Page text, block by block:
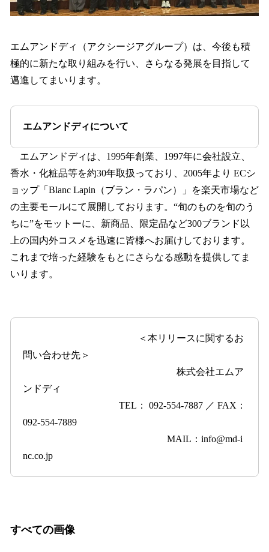
エムアンドディ（アクシージアグループ）は、今後も積
極的に新たな取り組みを行い、さらなる発展を目指して
邁進してまいります。
エムアンドディについて
エムアンドディは、1995年創業、1997年に会社設立、
香水・化粧品等を約30年取扱っており、2005年より ECシ
ョップ「Blanc Lapin（ブラン・ラパン）」を楽天市場など
の主要モールにて展開しております。“旬のものを旬のう
ちに”をモットーに、新商品、限定品など300ブランド以
上の国内外コスメを迅速に皆様へお届けしております。
これまで培った経験をもとにさらなる感動を提供してま
いります。
＜本リリースに関するお
問い合わせ先＞
株式会社エムア
ンドディ
TEL： 092-554-7887 ／ FAX：
092-554-7889
MAIL：info@md-i
nc.co.jp
すべての画像